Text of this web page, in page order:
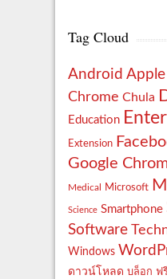
Tag Cloud
Android Apple
Chrome Chula
Education
Extension
Google
Medical Microsoft
Science Smartphone
Software
Windows
ดาวน์โหลด บล็อก ฟ